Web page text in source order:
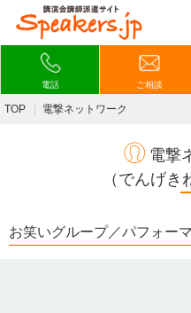
電話 ご相談
TOP 電撃ネットワーク
電撃
（でんげき
お笑いグループ／パフォー